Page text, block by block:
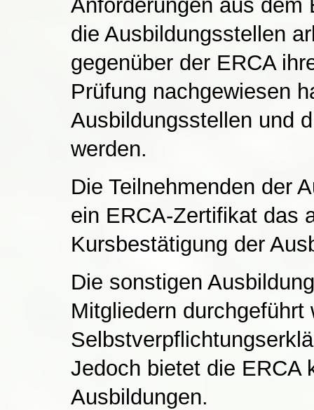
Anforderungen aus dem
die Ausbildungsstellen
gegenüber der ERCA
Prüfung nachgewiesen
Ausbildungsstellen und
werden.
Die Teilnehmenden der
ein ERCA-Zertifikat das
Kursbestätigung der
Die sonstigen
Mitgliedern durchgeführt
Jedoch bietet die ERCA
Ausbildungen.